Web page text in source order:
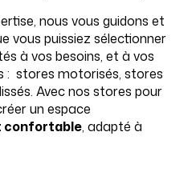
nous vous guidons et
vous puissiez sélectionner
à vos besoins, et à vos
: stores motorisés, stores
Avec nos stores pour
un espace
confortable, adapté à